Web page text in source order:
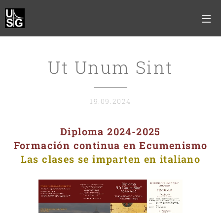
Ut Unum Sint
19.09.2024
Diploma 2024-2025
Formación continua en Ecumenismo
Las clases se imparten en italiano